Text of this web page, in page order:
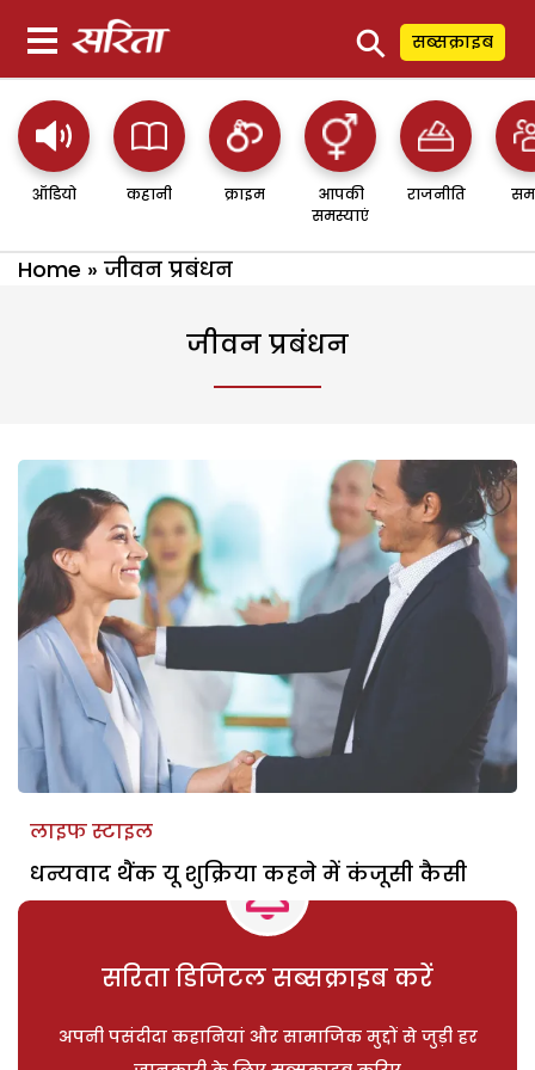
⚲ सब्सक्राइब
ऑडियो कहानी क्राइम
आपकी
समस्याएं
राजनीति
Home » जीवन प्रबंधन
जीवन प्रबंधन
लाइफ स्टाइल
धन्यवाद थैंक यू शुक्रिया कहने में कंजूसी कैसी
सरिता डिजिटल सब्सक्राइब करें
अपनी पसंदीदा कहानियां और सामाजिक मुद्दों से जुड़ी हर